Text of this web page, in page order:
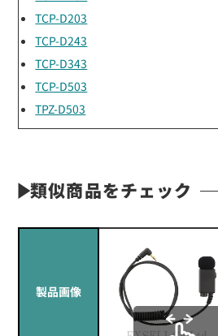
TCP-D203
TCP-D243
TCP-D343
TCP-D503
TPZ-D503
類似商品をチェック
製品画像